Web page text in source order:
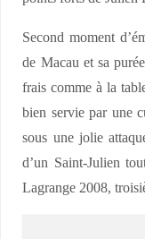
Second moment
de Macau et sa
frais comme à la
bien servie par une
sous une jolie
d’un Saint-Julien
Lagrange 2008,